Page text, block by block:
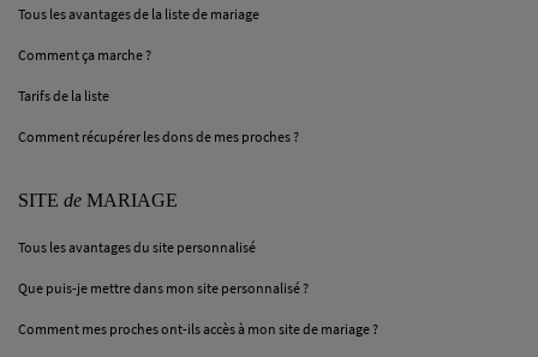
Tous les avantages de la liste de mariage
Comment ça marche ?
Tarifs de la liste
Comment récupérer les dons de mes proches ?
SITE de MARIAGE
Tous les avantages du site personnalisé
Que puis-je mettre dans mon site personnalisé ?
Comment mes proches ont-ils accès à mon site de mariage ?